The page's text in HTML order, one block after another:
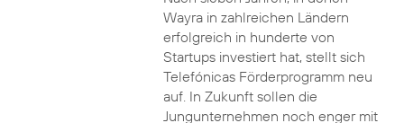
Wayra in zahlreichen Ländern
erfolgreich in hunderte von
Startups investiert hat, stellt sich
Telefónicas Förderprogramm neu
auf. In Zukunft sollen die
Jungunternehmen noch enger mit